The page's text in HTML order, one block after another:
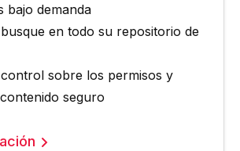
bajo demanda
en todo su repositorio de
sobre los permisos y
seguro